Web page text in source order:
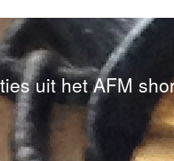
uit het AFM